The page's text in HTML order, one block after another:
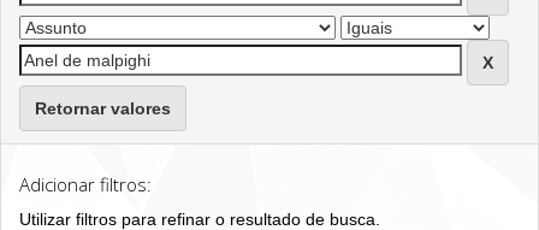
Retornar valores
Adicionar filtros:
Utilizar filtros para refinar o resultado de busca.